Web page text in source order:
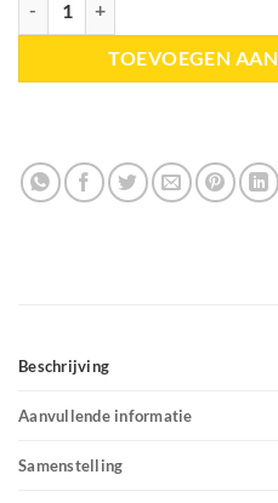
TOEVOEGEN
Beschrijving
Aanvullende informatie
Samenstelling